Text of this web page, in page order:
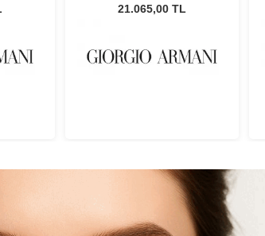
300187 - 50 Unisex Güneş
21.065,00 TL